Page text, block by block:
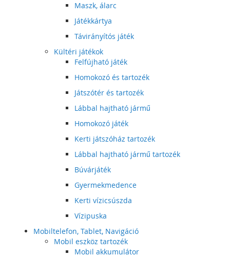
Maszk, álarc
Játékkártya
Távirányítós játék
Kültéri játékok
Felfújható játék
Homokozó és tartozék
Játszótér és tartozék
Lábbal hajtható jármű
Homokozó játék
Kerti játszóház tartozék
Lábbal hajtható jármű tartozék
Búvárjáték
Gyermekmedence
Kerti vízicsúszda
Vízipuska
Mobiltelefon, Tablet, Navigáció
Mobil eszköz tartozék
Mobil akkumulátor